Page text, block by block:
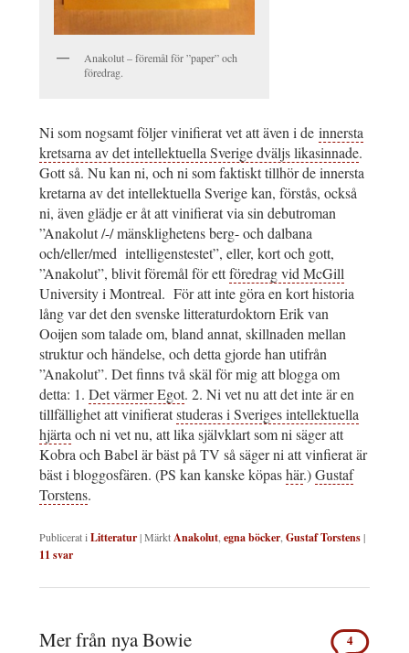
Anakolut – föremål för ”paper” och
föredrag.
Ni som nogsamt följer vinifierat vet att även i de innersta
kretsarna av det intellektuella Sverige dväljs likasinnade.
Gott så. Nu kan ni, och ni som faktiskt tillhör de innersta
kretarna av det intellektuella Sverige kan, förstås, också
ni, även glädje er åt att vinifierat via sin debutroman
”Anakolut /-/ mänsklighetens berg- och dalbana
och/eller/med intelligenstestet”, eller, kort och gott,
”Anakolut”, blivit föremål för ettföredrag vid McGill
University i Montreal. För att inte göra en kort historia
lång var det den svenske litteraturdoktorn Erik van
Ooijen som talade om, bland annat, skillnaden mellan
struktur och händelse, och detta gjorde han utifrån
”Anakolut”. Det finns två skäl för mig att blogga om
detta: 1. Det värmer Egot. 2. Ni vet nu att det inte är en
tillfällighet att vinifieratstuderas i Sveriges intellektuella
hjärta och ni vet nu, att lika självklart som ni säger att
Kobra och Babel är bäst på TV så säger ni att vinfierat är
bäst i bloggosfären. (PS kan kanske köpashär.)Gustaf
Torstens.
Publicerat i Litteratur|MärktAnakolut egna böcker Gustaf Torstens|
11 svar
Mer från nya Bowie 4